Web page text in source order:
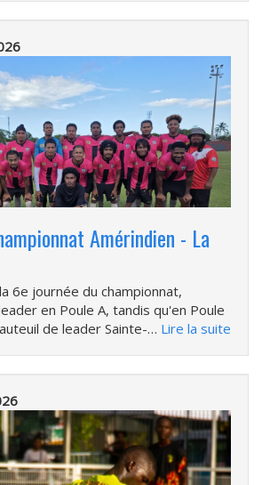
Amérindien - La
6e journée du championnat,
en Poule A, tandis qu'en Poule
de leader Sainte-… Lire la suite